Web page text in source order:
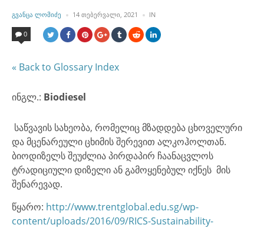
POSTED
BY
ᲒᲕᲐᲜᲪᲐ ᲚᲝᲛᲘᲫᲔ 14 ᲗᲔᲑᲔᲠᲕᲐᲚᲘ, 2021 INPOSTED
IN
0
« Back to Glossary Index
ინგლ.: Biodiesel
საწვავის სახეობა, რომელიც მზადდება ცხოველური
და მცენარეული ცხიმის შერევით ალკოჰოლთან.
ბიოდიზელს შეუძლია პირდაპირ ჩაანაცვლოს
ტრადიციული დიზელი ან გამოყენებულ იქნეს მის
შენარევად.
წყარო: http://www.trentglobal.edu.sg/wp-
content/uploads/2016/09/RICS-Sustainability-